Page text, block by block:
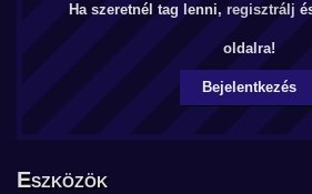
Ha szeretnél tag lenni, regisztrálj
oldalra!
Bejelentkezés
Eszközök